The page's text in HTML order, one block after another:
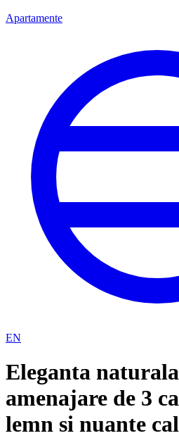
Apartamente
EN
Eleganta
amenajare de 3
lemn si nuante